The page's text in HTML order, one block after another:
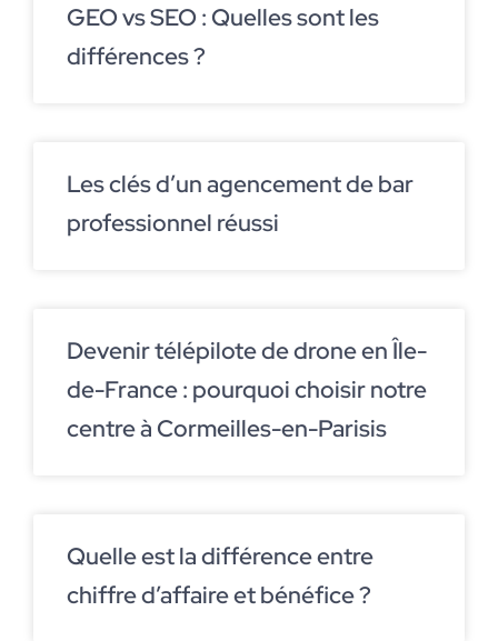
GEO vs SEO : Quelles sont les
différences ?
Les clés d’un agencement de bar
professionnel réussi
Devenir télépilote de drone en Île-
de-France : pourquoi choisir notre
centre à Cormeilles-en-Parisis
Quelle est la différence entre
chiffre d’affaire et bénéfice ?